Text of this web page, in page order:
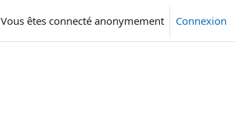
Vous êtes connecté anonymement Connexion